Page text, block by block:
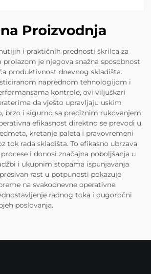
Proizvodnja
i praktičnih prednosti škrilca za
prolazom je njegova snažna sposobnost
produktivnost dnevnog skladišta.
naprednom tehnologijom i
kontrole, ovi viljuškari
da vješto upravljaju uskim
brzo i sigurno sa preciznim rukovanjem.
efikasnost direktno se prevodi u
kretanje paleta i pravovremeni
tok rada skladišta. To efikasno ubrzava
i donosi značajna poboljšanja u
i ukupnim stopama ispunjavanja
rast u potpunosti pokazuje
na svakodnevne operativne
radnog toka i dugoročni
poslovanja.